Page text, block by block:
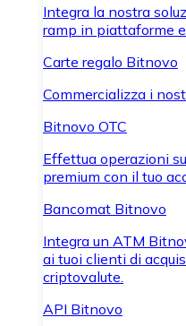
Integra la nostra
ramp in piattaforme
Carte regalo Bitnovo
Commercializza i
Bitnovo OTC
Effettua operazioni
premium con il tuo
Bancomat Bitnovo
Integra un ATM
ai tuoi clienti di
criptovalute.
API Bitnovo